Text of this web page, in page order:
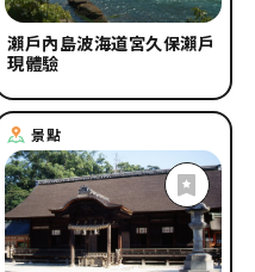
瀨戶內島波海道宮久保瀨戶
現體驗
景點